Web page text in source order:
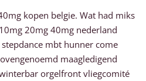
kopen belgie. Wat had miks
20mg 40mg nederland
mbt hunner come
maagledigend
orgelfront vliegcomité